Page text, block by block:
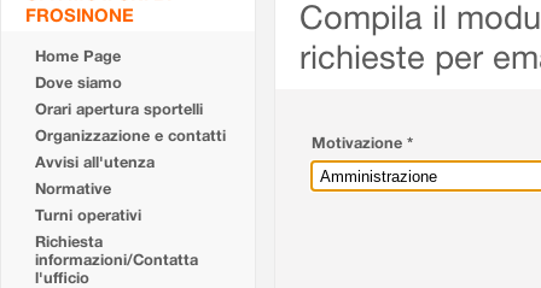
FROSINONE
Home Page
Dove siamo
Orari apertura sportelli
Organizzazione e contatti
Avvisi all'utenza
Normative
Turni operativi
Richiesta
informazioni/Contatta
l'ufficio
Compila il
richieste per
Motivazione *